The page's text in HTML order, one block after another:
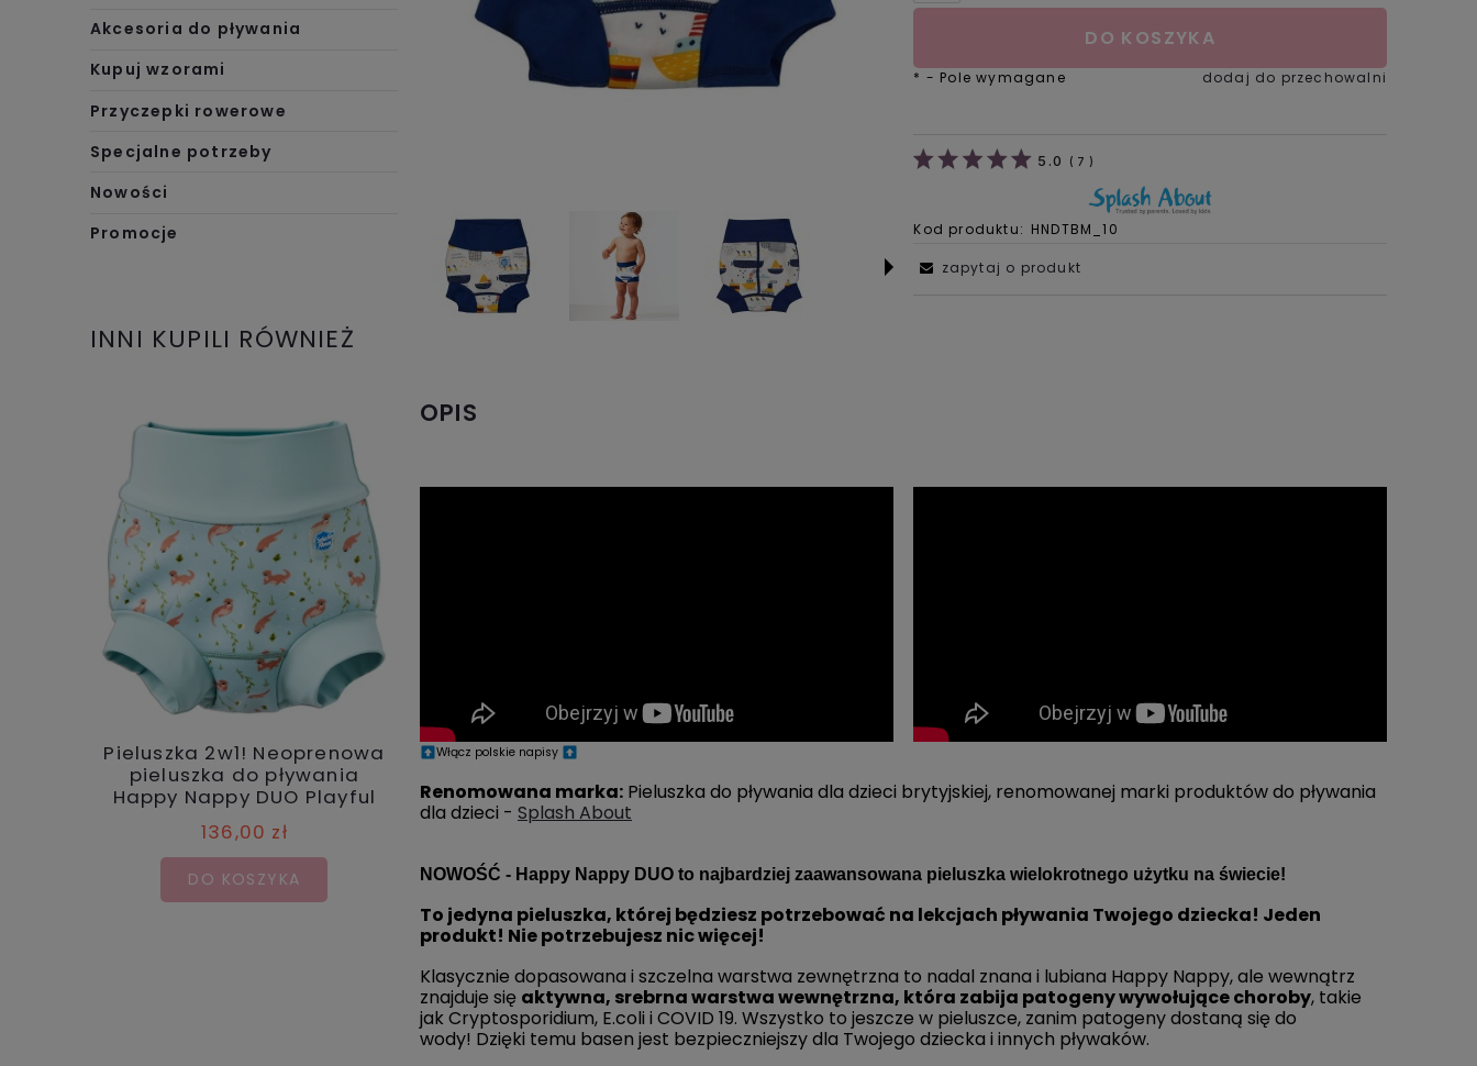
Akcesoria do pływania
Kupuj wzorami
Przyczepki rowerowe
Specjalne potrzeby
Nowości
Promocje
INNI KUPILI RÓWNIEŻ
Pieluszka 2w1! Neoprenowa
pieluszka do pływania
Happy Nappy DUO Playful
136,00 zł
DO KOSZYKA
Neoprenowa pieluszka do
morski świat
87,00 zł
DO KOSZYKA
pływania dla dzieci
DO KOSZYKA DO KOSZYKA
DO KOSZYKA
dodaj do przechowalni
* - Pole wymagane
5.0 ( 7 )
Kod produktu: HNDTBM_10
zapytaj o produkt
OPIS
Włącz polskie napisy
Renomowana marka: Pieluszka do pływania dla dzieci brytyjskiej, renomowanej marki produktów do pływania
dla dzieci - Splash About
NOWOŚĆ - Happy Nappy DUO to najbardziej zaawansowana pieluszka wielokrotnego użytku na świecie!
To jedyna pieluszka, której będziesz potrzebować na lekcjach pływania Twojego dziecka! Jeden
produkt! Nie potrzebujesz nic więcej!
Klasycznie dopasowana i szczelna warstwa zewnętrzna to nadal znana i lubiana Happy Nappy, ale wewnątrz
znajduje się aktywna, srebrna warstwa wewnętrzna, która zabija patogeny wywołujące choroby, takie
jak Cryptosporidium, E.coli i COVID 19. Wszystko to jeszcze w pieluszce, zanim patogeny dostaną się do
wody! Dzięki temu basen jest bezpieczniejszy dla Twojego dziecka i innych pływaków.